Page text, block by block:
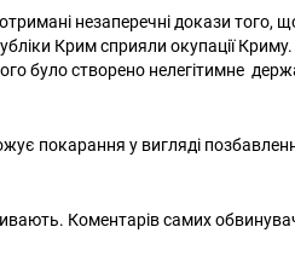
незаперечні докази того,
Крим сприяли окупації
було створено нелегітимне
покарання у вигляді
Коментарів самих